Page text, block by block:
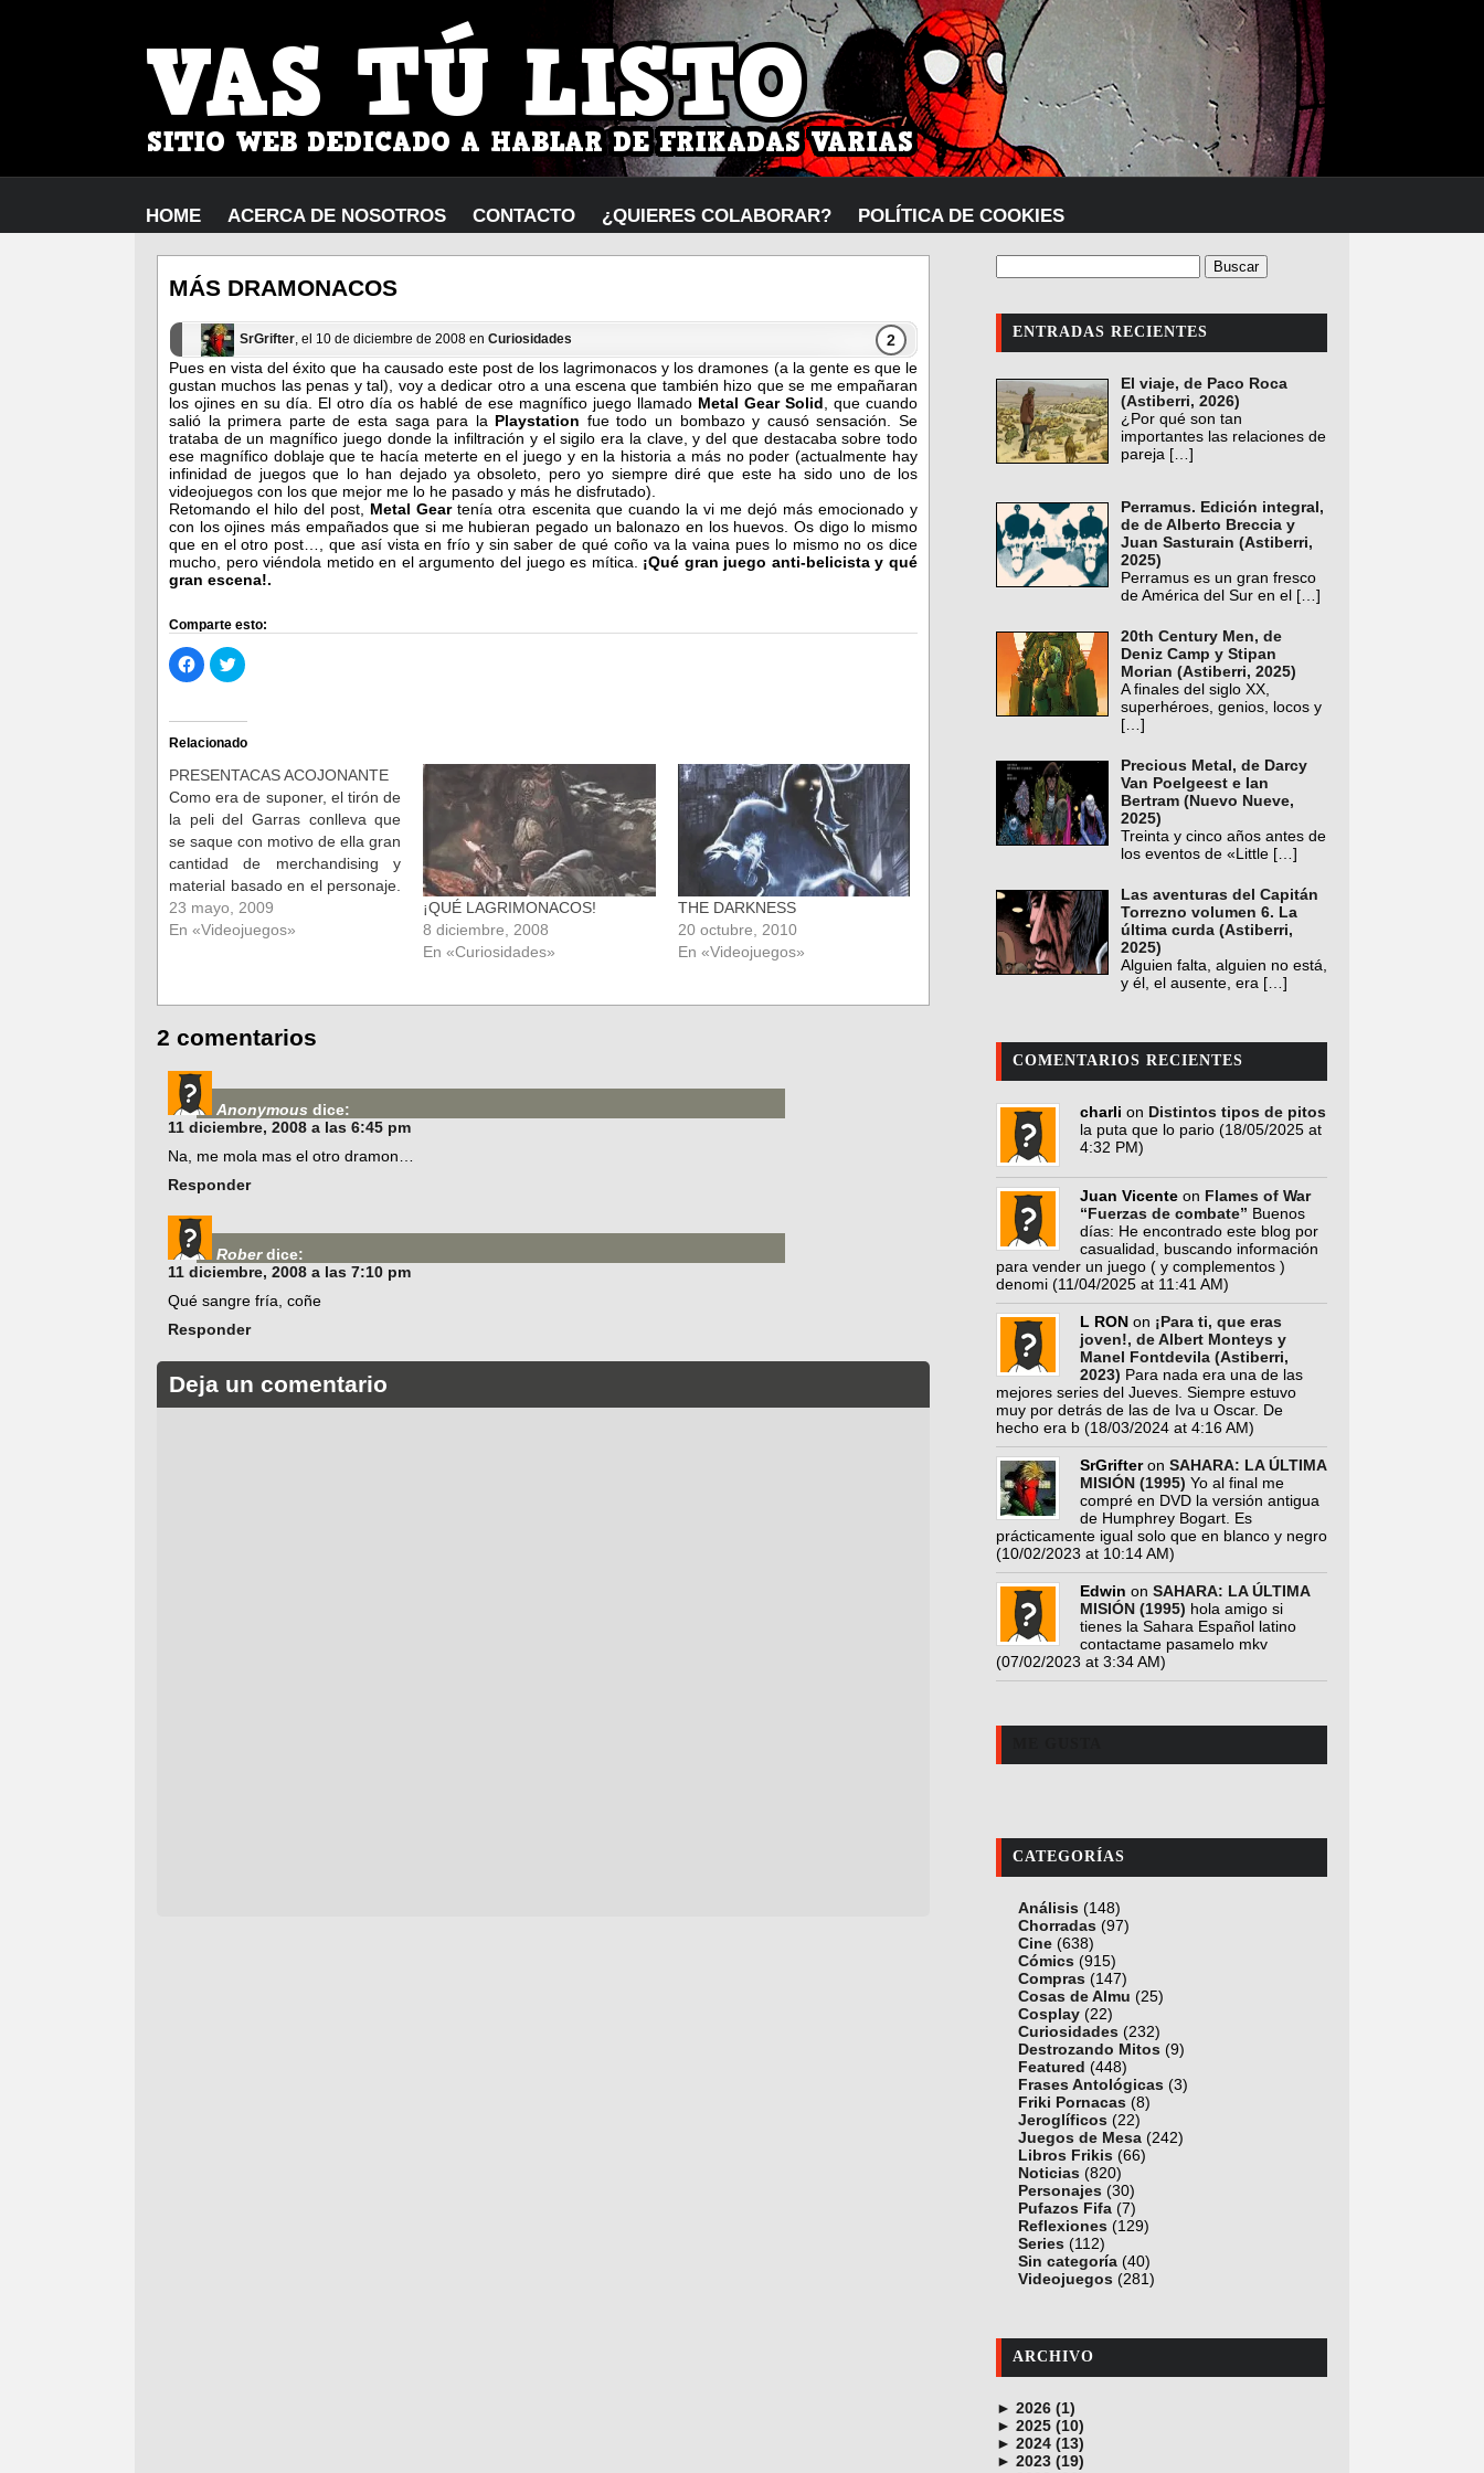
HOME ACERCA DE NOSOTROS CONTACTO ¿QUIERES COLABORAR? POLÍTICA DE COOKIES
MÁS DRAMONACOS
SrGrifter, el 10 de diciembre de 2008 en Curiosidades
2
Pues en vista del éxito que ha causado este post de los lagrimonacos y los dramones (a la gente es que le
gustan muchos las penas y tal), voy a dedicar otro a una escena que también hizo que se me empañaran
los ojines en su día. El otro día os hablé de ese magnífico juego llamado Metal Gear Solid , que cuando
salió la primera parte de esta saga para la Playstation fue todo un bombazo y causó sensación. Se
trataba de un magnífico juego donde la infiltración y el sigilo era la clave, y del que destacaba sobre todo
ese magnífico doblaje que te hacía meterte en el juego y en la historia a más no poder (actualmente hay
infinidad de juegos que lo han dejado ya obsoleto, pero yo siempre diré que este ha sido uno de los
videojuegos con los que mejor me lo he pasado y más he disfrutado).
Retomando el hilo del post, Metal Geartenía otra escenita que cuando la vi me dejó más emocionado y
con los ojines más empañados que si me hubieran pegado un balonazo en los huevos. Os digo lo mismo
que en el otro post…, que así vista en frío y sin saber de qué coño va la vaina pues lo mismo no os dice
mucho, pero viéndola metido en el argumento del juego es mítica. ¡Qué gran juego anti-belicista y qué
gran escena!.
Comparte esto:
Haz
clic
para
Facebook
(Se
abre
en
una
ventana
nueva)
Haz
clic
Twitter
(Se
abre
en
una
ventana
nueva)
Relacionado
PRESENTACAS ACOJONANTE
Como era de suponer, el tirón de
la peli del Garras conlleva que
se saque con motivo de ella gran
cantidad de merchandising y
material basado en el personaje.
Y estaba claro que tenía que
salir un juego para las consolas
23 mayo, 2009
En «Videojuegos»
¡QUÉ LAGRIMONACOS!
8 diciembre, 2008
En «Curiosidades»
THE DARKNESS
20 octubre, 2010
En «Videojuegos»
2 comentarios
Anonymous dice:
11 diciembre, 2008 a las 6:45 pm
Na, me mola mas el otro dramon…
Responder
Rober dice:
11 diciembre, 2008 a las 7:10 pm
Qué sangre fría, coñe
Responder
Deja un comentario
ENTRADAS RECIENTES
El viaje, de Paco Roca
(Astiberri, 2026)
¿Por qué son tan
importantes las relaciones de
pareja […]
Perramus. Edición integral,
de de Alberto Breccia y
Juan Sasturain (Astiberri,
2025)
Perramus es un gran fresco
de América del Sur en el […]
20th Century Men, de
Deniz Camp y Stipan
Morian (Astiberri, 2025)
A finales del siglo XX,
superhéroes, genios, locos y
[…]
Precious Metal, de Darcy
Van Poelgeest e Ian
Bertram (Nuevo Nueve,
2025)
Treinta y cinco años antes de
los eventos de «Little […]
Las aventuras del Capitán
Torrezno volumen 6. La
última curda (Astiberri,
2025)
Alguien falta, alguien no está,
y él, el ausente, era […]
COMENTARIOS RECIENTES
charli on Distintos tipos de pitos
la puta que lo pario (18/05/2025 at
4:32 PM)
Juan Vicente on Flames of War
“Fuerzas de combate” Buenos
días: He encontrado este blog por
casualidad, buscando información
para vender un juego ( y complementos )
denomi (11/04/2025 at 11:41 AM)
L RON on ¡Para ti, que eras
joven!, de Albert Monteys y
Manel Fontdevila (Astiberri,
2023) Para nada era una de las
mejores series del Jueves. Siempre estuvo
muy por detrás de las de Iva u Oscar. De
hecho era b (18/03/2024 at 4:16 AM)
SrGrifteron SAHARA: LA ÚLTIMA
MISIÓN (1995) Yo al final me
compré en DVD la versión antigua
de Humphrey Bogart. Es
prácticamente igual solo que en blanco y negro
(10/02/2023 at 10:14 AM)
Edwin on SAHARA: LA ÚLTIMA
MISIÓN (1995) hola amigo si
tienes la Sahara Español latino
contactame pasamelo mkv
(07/02/2023 at 3:34 AM)
CATEGORÍAS
Análisis (148)
Chorradas (97)
Cine (638)
Cómics (915)
Compras (147)
Cosas de Almu (25)
Cosplay (22)
Curiosidades (232)
Destrozando Mitos (9)
Featured (448)
Frases Antológicas (3)
Friki Pornacas (8)
Jeroglíficos (22)
Juegos de Mesa (242)
Libros Frikis (66)
Noticias (820)
Personajes (30)
Pufazos Fifa (7)
Reflexiones (129)
Series (112)
Sin categoría (40)
Videojuegos (281)
ARCHIVO
► 2026 (1)
junio (1)
► 2025 (10)
noviembre (1)
octubre (1)
► 2024 (13)
diciembre (4)
► 2023 (19)